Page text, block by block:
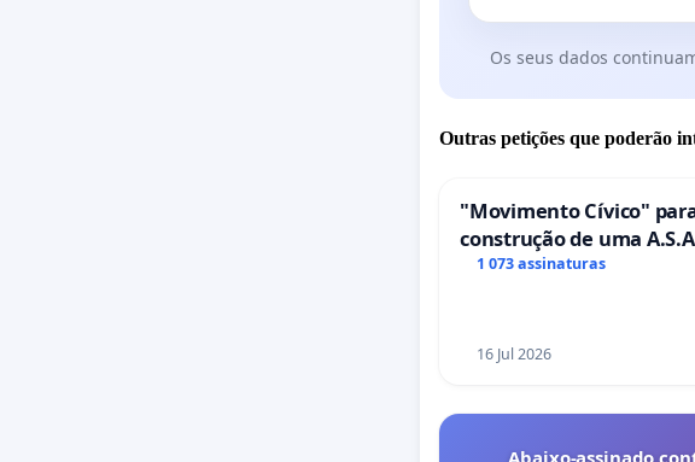
Os seus dados
Outras petições que poderão
"Movimento Cívico"
construção de uma
de serviços para
1 073 assinaturas
16 Jul 2026